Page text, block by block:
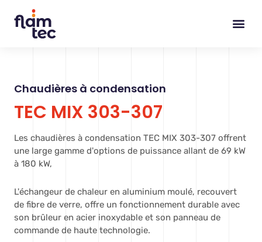
content
Chaudières à condensation
TEC MIX 303-307
Les chaudières à condensation TEC MIX 303-307 offrent
une large gamme d'options de puissance allant de 69 kW
à 180 kW,
L'échangeur de chaleur en aluminium moulé, recouvert
de fibre de verre, offre un fonctionnement durable avec
son brûleur en acier inoxydable et son panneau de
commande de haute technologie.